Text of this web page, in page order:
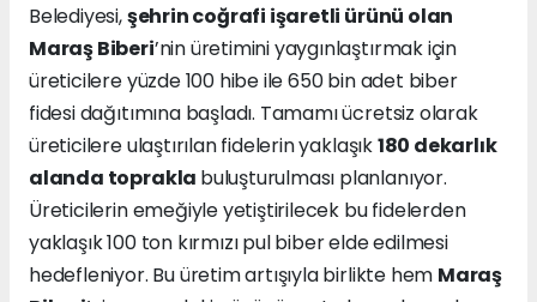
Belediyesi,şehrin coğrafi işaretli ürünü olan
Maraş Biberi’nin üretimini yaygınlaştırmak için
üreticilere yüzde 100 hibe ile 650 bin adet biber
fidesi dağıtımına başladı. Tamamı ücretsiz olarak
üreticilere ulaştırılan fidelerin yaklaşık180 dekarlık
alanda toprakla buluşturulması planlanıyor.
Üreticilerin emeğiyle yetiştirilecek bu fidelerden
yaklaşık 100 ton kırmızı pul biber elde edilmesi
hedefleniyor. Bu üretim artışıyla birlikte hem Maraş